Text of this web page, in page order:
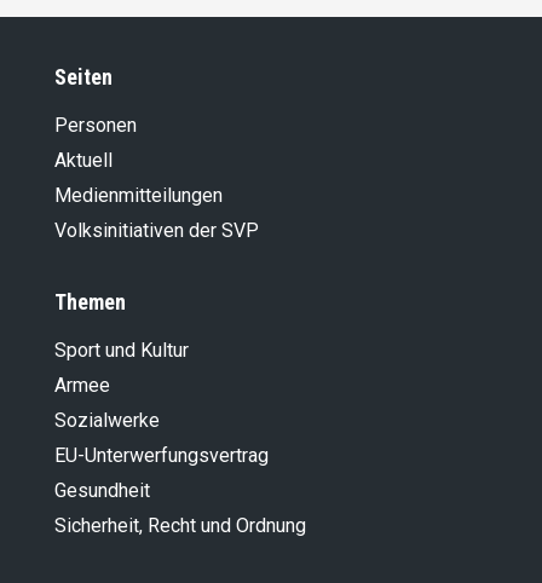
Seiten
Personen
Aktuell
Medienmitteilungen
Volksinitiativen der SVP
Themen
Sport und Kultur
Armee
Sozialwerke
EU-Unterwerfungsvertrag
Gesundheit
Sicherheit, Recht und Ordnung